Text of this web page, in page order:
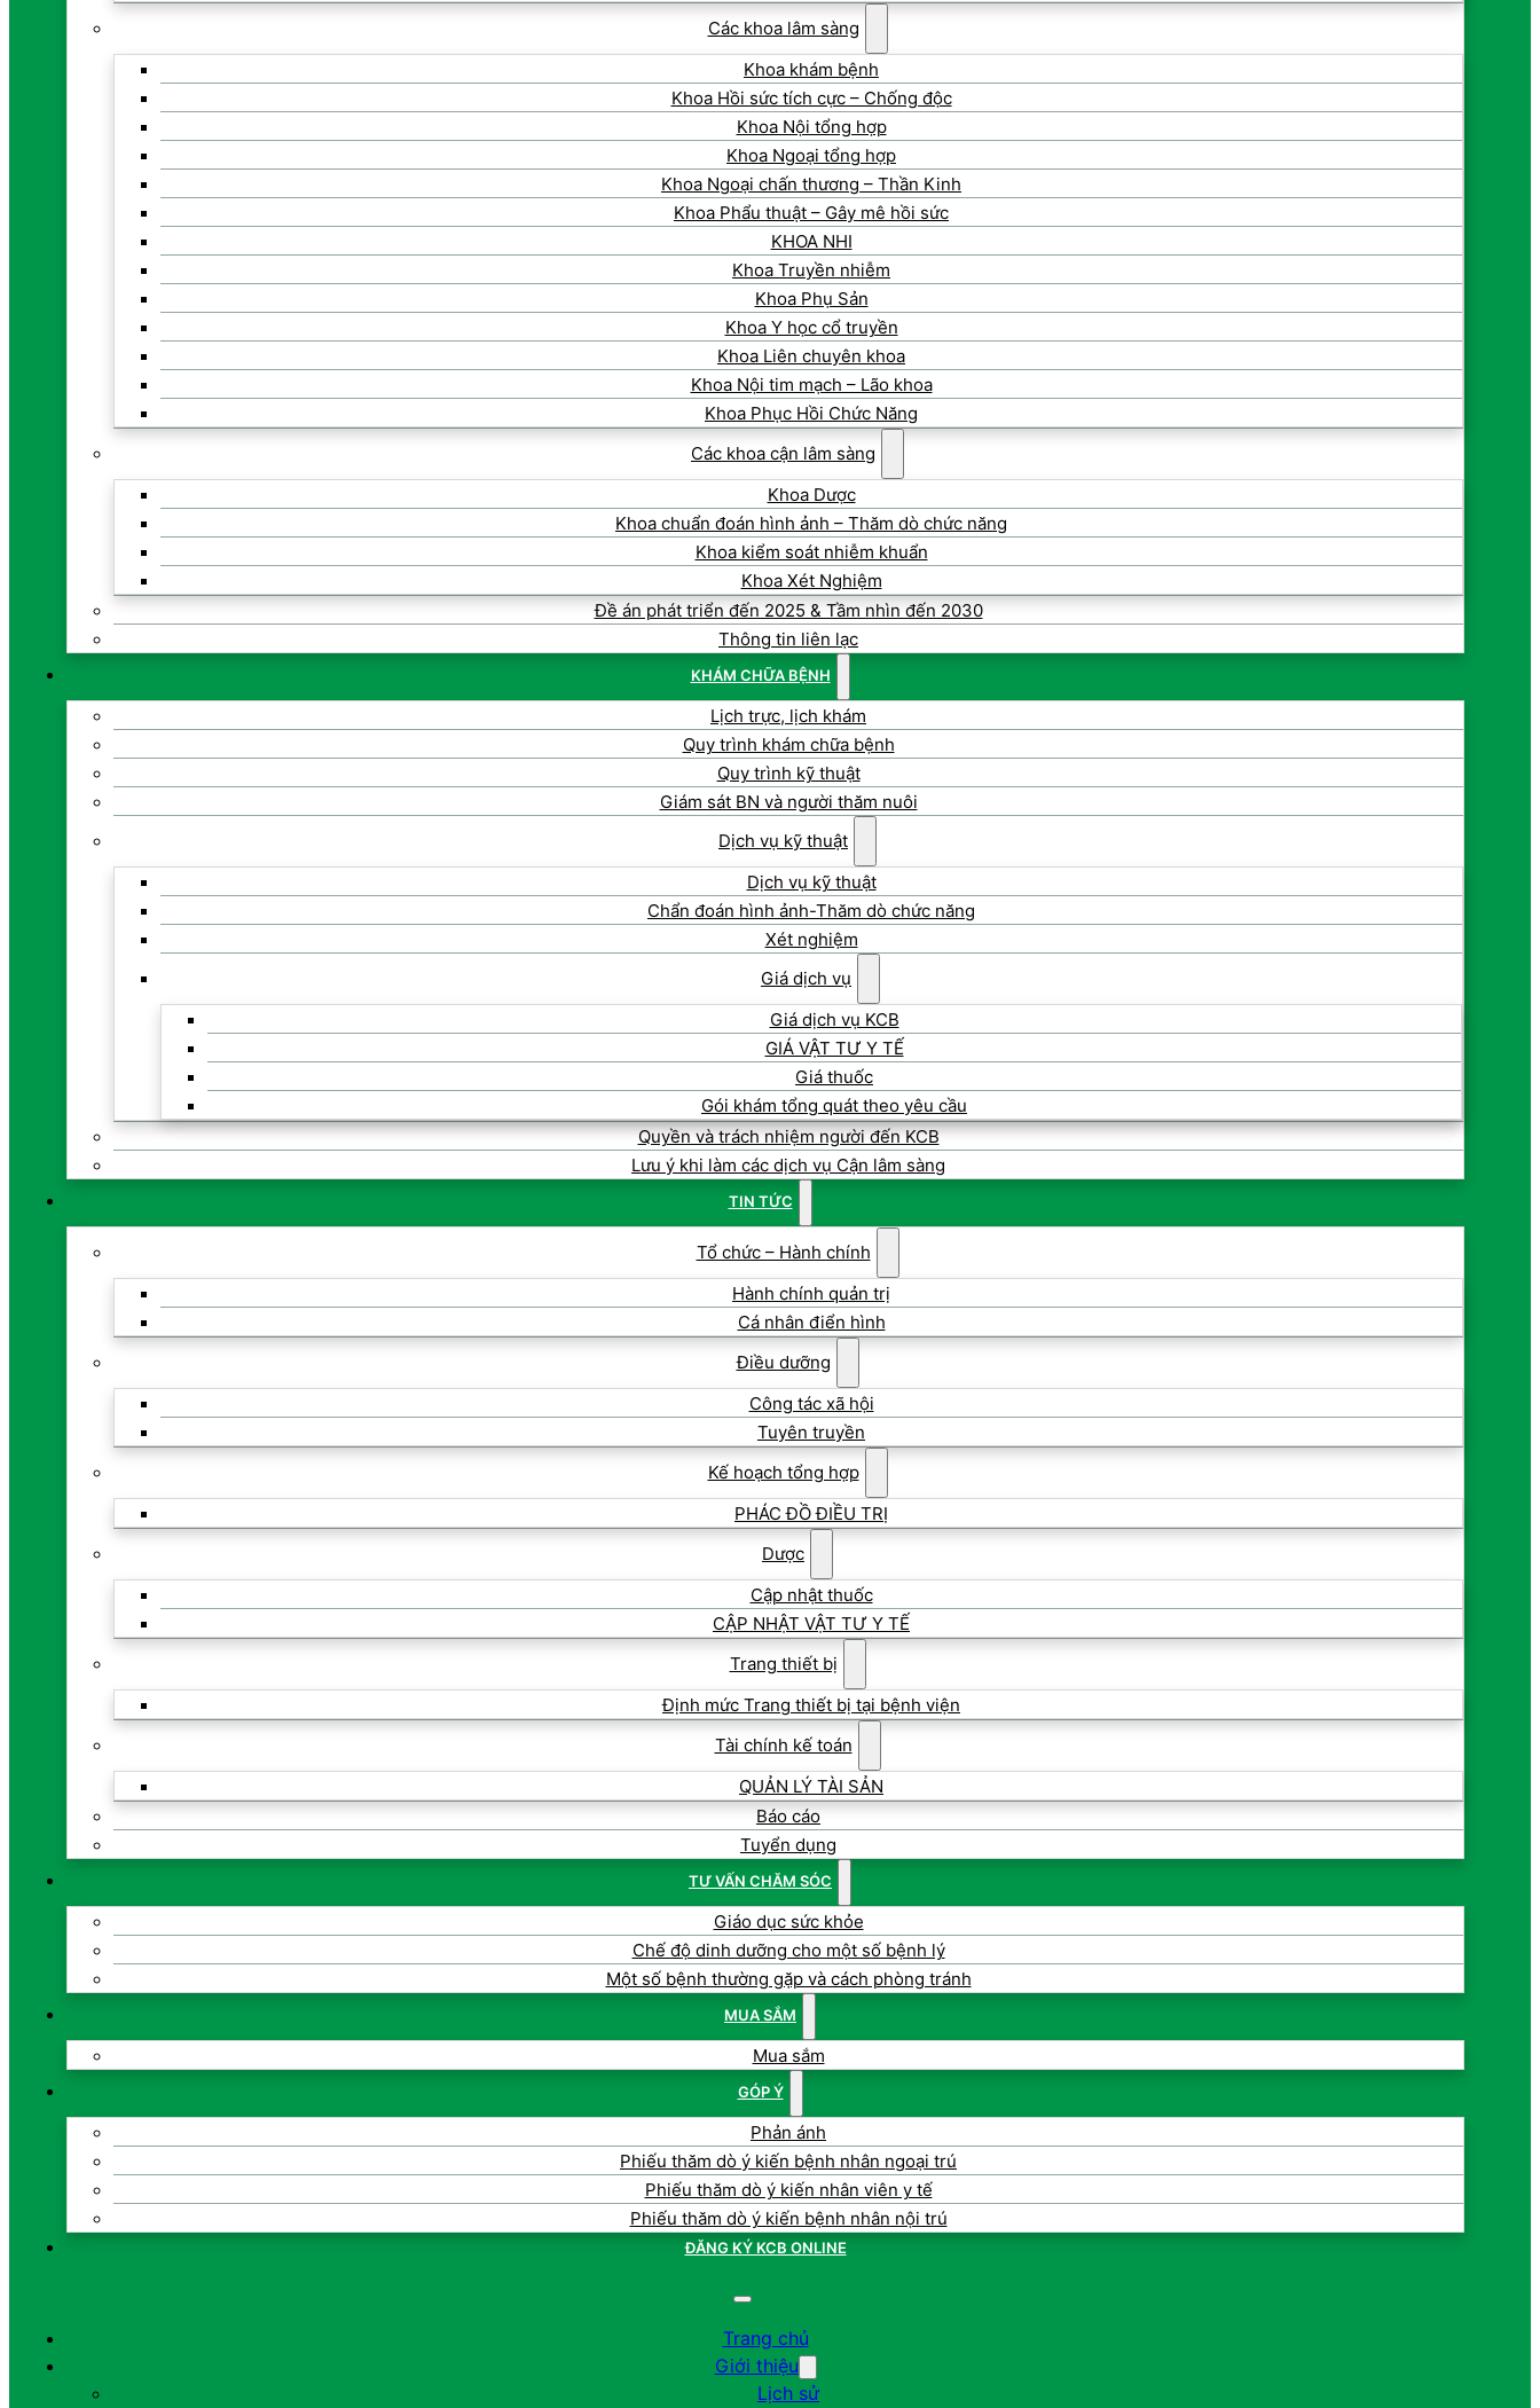
Các khoa lâm sàng
Khoa khám bệnh
Khoa Hồi sức tích cực – Chống độc
Khoa Nội tổng hợp
Khoa Ngoại tổng hợp
Khoa Ngoại chấn thương – Thần Kinh
Khoa Phẩu thuật – Gây mê hồi sức
KHOA NHI
Khoa Truyền nhiễm
Khoa Phụ Sản
Khoa Y học cổ truyền
Khoa Liên chuyên khoa
Khoa Nội tim mạch – Lão khoa
Khoa Phục Hồi Chức Năng
Các khoa cận lâm sàng
Khoa Dược
Khoa chuẩn đoán hình ảnh – Thăm dò chức năng
Khoa kiểm soát nhiễm khuẩn
Khoa Xét Nghiệm
Đề án phát triển đến 2025 & Tầm nhìn đến 2030
Thông tin liên lạc
KHÁM CHỮA BỆNH
Lịch trực, lịch khám
Quy trình khám chữa bệnh
Quy trình kỹ thuật
Giám sát BN và người thăm nuôi
Dịch vụ kỹ thuật
Dịch vụ kỹ thuật
Chẩn đoán hình ảnh-Thăm dò chức năng
Xét nghiệm
Giá dịch vụ
Giá dịch vụ KCB
GIÁ VẬT TƯ Y TẾ
Giá thuốc
Gói khám tổng quát theo yêu cầu
Quyền và trách nhiệm người đến KCB
Lưu ý khi làm các dịch vụ Cận lâm sàng
TIN TỨC
Tổ chức – Hành chính
Hành chính quản trị
Cá nhân điển hình
Điều dưỡng
Công tác xã hội
Tuyên truyền
Kế hoạch tổng hợp
PHÁC ĐỒ ĐIỀU TRỊ
Dược
Cập nhật thuốc
CẬP NHẬT VẬT TƯ Y TẾ
Trang thiết bị
Định mức Trang thiết bị tại bệnh viện
Tài chính kế toán
QUẢN LÝ TÀI SẢN
Báo cáo
Tuyển dụng
TƯ VẤN CHĂM SÓC
Giáo dục sức khỏe
Chế độ dinh dưỡng cho một số bệnh lý
Một số bệnh thường gặp và cách phòng tránh
MUA SẮM
Mua sắm
GÓP Ý
Phản ánh
Phiếu thăm dò ý kiến bệnh nhân ngoại trú
Phiếu thăm dò ý kiến nhân viên y tế
Phiếu thăm dò ý kiến bệnh nhân nội trú
ĐĂNG KÝ KCB ONLINE
Trang chủ
Giới thiệu
Lịch sử